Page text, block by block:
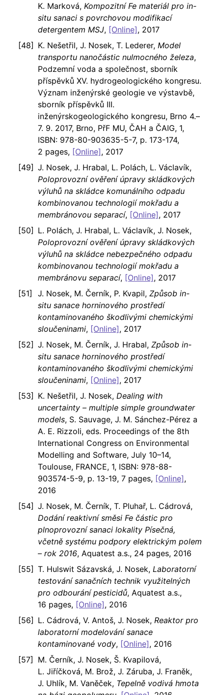
K. Marková, Kompozitní Fe materiál pro in-
situ sanaci s povrchovou modifikací
detergentem MSJ, [Online], 2017
K. Nešetřil, J. Nosek, T. Lederer, Model
transportu nanočástic nulmocného železa,
Podzemní voda a společnost, sborník
příspěvků XV. hydrogeologického kongresu.
Význam inženýrské geologie ve výstavbě,
sborník příspěvků III.
inženýrskogeologického kongresu, Brno 4.–
7. 9. 2017, Brno, PřF MU, ČAH a ČAIG, 1,
ISBN: 978-80-903635-5-7, p. 173-174,
2 pages, [Online], 2017
J. Nosek, J. Hrabal, L. Polách, L. Václavík,
Poloprovozní ověření úpravy skládkových
výluhů na skládce komunálního odpadu
kombinovanou technologií mokřadu a
membránovou separací, [Online], 2017
L. Polách, J. Hrabal, L. Václavík, J. Nosek,
Poloprovozní ověření úpravy skládkových
výluhů na skládce nebezpečného odpadu
kombinovanou technologií mokřadu a
membránovu separací, [Online], 2017
J. Nosek, M. Černík, P. Kvapil, Způsob in-
situ sanace horninového prostředí
kontaminovaného škodlivými chemickými
sloučeninami, [Online], 2017
J. Nosek, M. Černík, J. Hrabal, Způsob in-
situ sanace horninového prostředí
kontaminovaného škodlivými chemickými
sloučeninami, [Online], 2017
K. Nešetřil, J. Nosek, Dealing with
uncertainty – multiple simple groundwater
models, S. Sauvage, J. M. Sánchez-Pérez a
A. E. Rizzoli, eds. Proceedings of the 8th
International Congress on Environmental
Modelling and Software, July 10–14,
Toulouse, FRANCE, 1, ISBN: 978-88-
903574-5-9, p. 13-19, 7 pages, [Online],
2016
J. Nosek, M. Černík, T. Pluhař, L. Cádrová,
Dodání reaktivní směsi Fe částic pro
plnoprovozní sanaci lokality Písečná,
včetně systému podpory elektrickým polem
– rok 2016, Aquatest a.s., 24 pages, 2016
T. Hulswit Sázavská, J. Nosek, Laboratorní
testování sanačních technik využitelných
pro odbourání pesticidů, Aquatest a.s.,
16 pages, [Online], 2016
L. Cádrová, V. Antoš, J. Nosek, Reaktor pro
laboratorní modelování sanace
kontaminované vody, [Online], 2016
M. Černík, J. Nosek, Š. Kvapilová,
L. Jiříčková, M. Brož, J. Záruba, J. Franěk,
J. Uhlík, M. Vaněček, Tepelně vodivá hmota